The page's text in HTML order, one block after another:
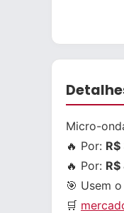
Micro-
🔥 Por:
🔥 Por:
🎯 Usem
🛒